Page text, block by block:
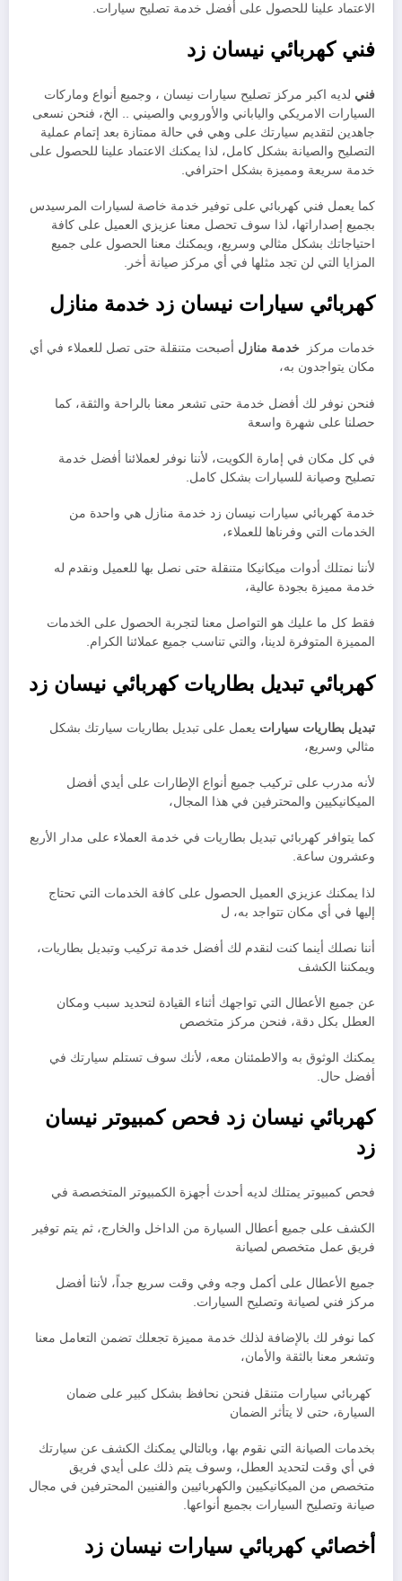
الاعتماد علينا للحصول على أفضل خدمة تصليح سيارات.
فني كهربائي نيسان زد
فني لديه اكبر مركز تصليح سيارات نيسان ، وجميع أنواع وماركات
السيارات الامريكي والياباني والأوروبي والصيني .. الخ، فنحن نسعى
جاهدين لتقديم سيارتك على وهي في حالة ممتازة بعد إتمام عملية
التصليح والصيانة بشكل كامل، لذا يمكنك الاعتماد علينا للحصول على
خدمة سريعة ومميزة بشكل احترافي.
كما يعمل فني كهربائي على توفير خدمة خاصة لسيارات المرسيدس
بجميع إصداراتها، لذا سوف تحصل معنا عزيزي العميل على كافة
احتياجاتك بشكل مثالي وسريع، ويمكنك معنا الحصول على جميع
المزايا التي لن تجد مثلها في أي مركز صيانة أخر.
كهربائي سيارات نيسان زد خدمة منازل
خدمات مركز خدمة منازل أصبحت متنقلة حتى تصل للعملاء في أي
مكان يتواجدون به،
فنحن نوفر لك أفضل خدمة حتى تشعر معنا بالراحة والثقة، كما
حصلنا على شهرة واسعة
في كل مكان في إمارة الكويت، لأننا نوفر لعملائنا أفضل خدمة
تصليح وصيانة للسيارات بشكل كامل.
خدمة كهربائي سيارات نيسان زد خدمة منازل هي واحدة من
الخدمات التي وفرناها للعملاء،
لأننا نمتلك أدوات ميكانيكا متنقلة حتى نصل بها للعميل ونقدم له
خدمة مميزة بجودة عالية،
فقط كل ما عليك هو التواصل معنا لتجربة الحصول على الخدمات
المميزة المتوفرة لدينا، والتي تناسب جميع عملائنا الكرام.
كهربائي تبديل بطارياتكهربائي نيسان زد
تبديل بطاريات سيارات يعمل على تبديل بطاريات سيارتك بشكل
مثالي وسريع،
لأنه مدرب على تركيب جميع أنواع الإطارات على أيدي أفضل
الميكانيكيين والمحترفين في هذا المجال،
كما يتوافر كهربائي تبديل بطاريات في خدمة العملاء على مدار الأربع
وعشرون ساعة.
لذا يمكنك عزيزي العميل الحصول على كافة الخدمات التي تحتاج
إليها في أي مكان تتواجد به، ل
أننا نصلك أينما كنت لنقدم لك أفضل خدمة تركيب وتبديل بطاريات،
ويمكننا الكشف
عن جميع الأعطال التي تواجهك أثناء القيادة لتحديد سبب ومكان
العطل بكل دقة، فنحن مركز متخصص
يمكنك الوثوق به والاطمئنان معه، لأنك سوف تستلم سيارتك في
أفضل حال.
كهربائي نيسان زد فحص كمبيوتر نيسان
زد
فحص كمبيوتر يمتلك لديه أحدث أجهزة الكمبيوتر المتخصصة في
الكشف على جميع أعطال السيارة من الداخل والخارج، ثم يتم توفير
فريق عمل متخصص لصيانة
جميع الأعطال على أكمل وجه وفي وقت سريع جداً، لأننا أفضل
مركز فني لصيانة وتصليح السيارات.
كما نوفر لك بالإضافة لذلك خدمة مميزة تجعلك تضمن التعامل معنا
وتشعر معنا بالثقة والأمان،
كهربائي سيارات متنقل فنحن نحافظ بشكل كبير على ضمان
السيارة، حتى لا يتأثر الضمان
بخدمات الصيانة التي نقوم بها، وبالتالي يمكنك الكشف عن سيارتك
في أي وقت لتحديد العطل، وسوف يتم ذلك على أيدي فريق
متخصص من الميكانيكيين والكهربائيين والفنيين المحترفين في مجال
صيانة وتصليح السيارات بجميع أنواعها.
أخصائي كهربائي سيارات نيسان زد